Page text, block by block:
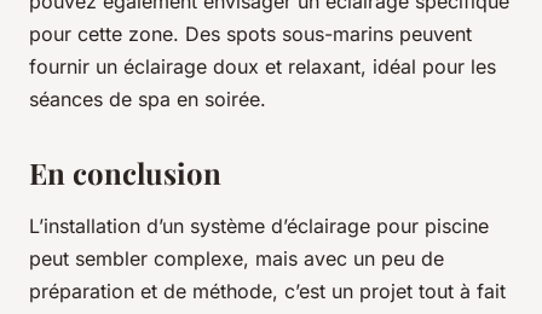
pour cette zone. Des spots sous-marins peuvent
fournir un éclairage doux et relaxant, idéal pour les
séances de spa en soirée.
En conclusion
L’installation d’un système d’éclairage pour piscine
peut sembler complexe, mais avec un peu de
préparation et de méthode, c’est un projet tout à fait